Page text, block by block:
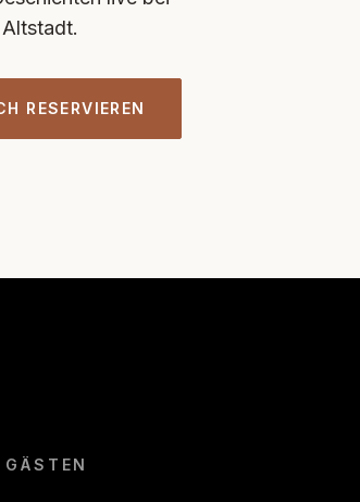
RESERVIEREN